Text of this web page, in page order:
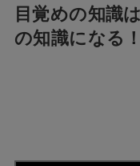
目覚めの知識
の知識になる！